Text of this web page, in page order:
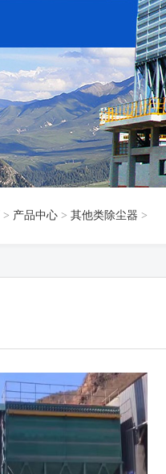
> 产品中心 > 其他类除尘器 >